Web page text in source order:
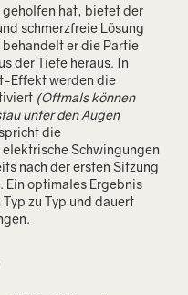
hat, bietet der
schmerzfreie Lösung
er die Partie
der Tiefe heraus. In
Effekt werden die
(Oftmals können
unter den Augen
die
Schwingungen
nach der ersten Sitzung
optimales Ergebnis
zu Typ und dauert